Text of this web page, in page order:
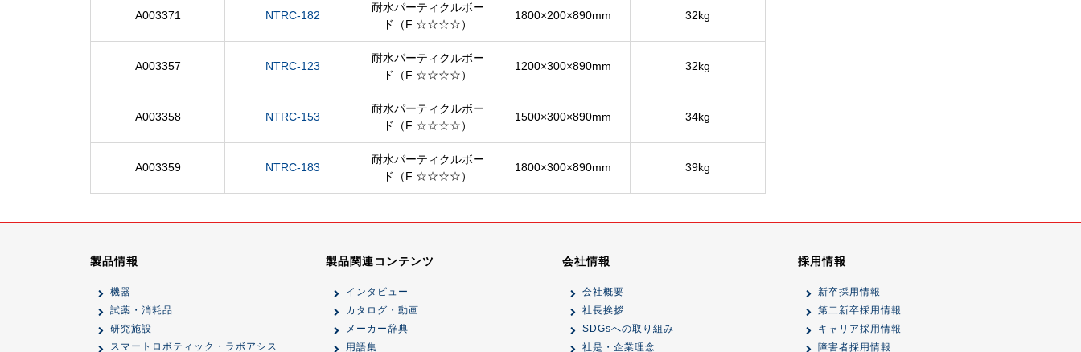
A003371 NTRC-182
耐水パーティクルボー
ド（F ☆☆☆☆）
1800×200×890mm 32kg
A003357 NTRC-123
耐水パーティクルボー
ド（F ☆☆☆☆）
1200×300×890mm 32kg
A003358 NTRC-153
耐水パーティクルボー
ド（F ☆☆☆☆）
1500×300×890mm 34kg
A003359 NTRC-183
耐水パーティクルボー
ド（F ☆☆☆☆）
1800×300×890mm 39kg
製品情報
機器
試薬・消耗品
研究施設
スマートロボティック・ラボアシス
製品関連コンテンツ
インタビュー
カタログ・動画
メーカー辞典
用語集
会社情報
会社概要
社長挨拶
SDGsへの取り組み
社是・企業理念
採用情報
新卒採用情報
第二新卒採用情報
キャリア採用情報
障害者採用情報